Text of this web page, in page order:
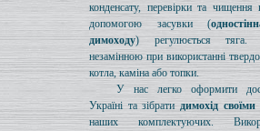
конденсату, перевірки та чищення
допомогою засувки (
димоходу) регулюється
незамінною при використанні
котла, каміна або топки.
У нас легко оформити
Україні та зібрати димохід
наших комплектуючих.